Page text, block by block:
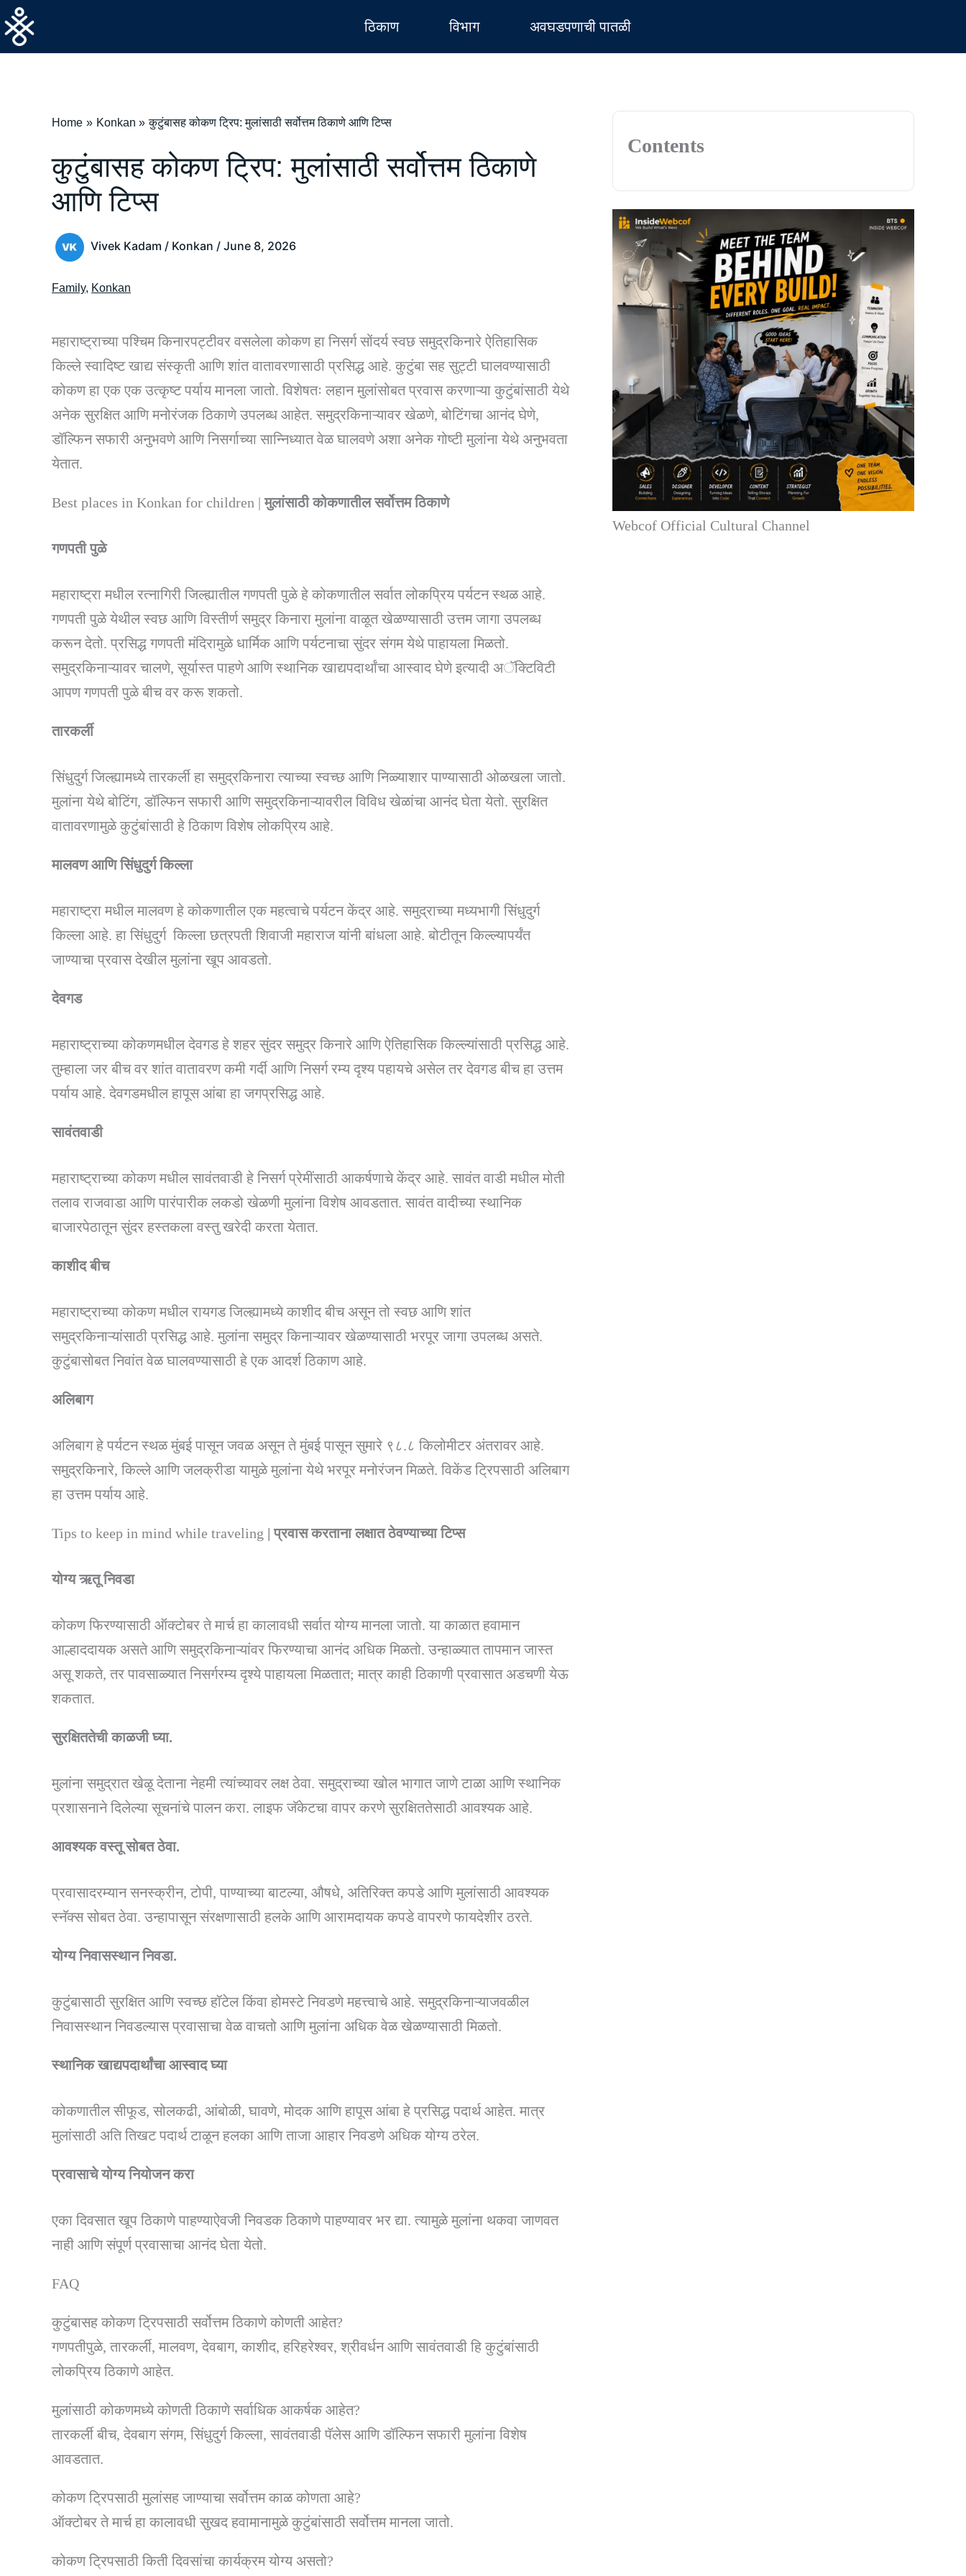
Skip
to
ठिकाण विभाग अवघडपणाची पातळी
Home Konkan कुटुंबासह कोकण ट्रिप: मुलांसाठी सर्वोत्तम ठिकाणे आणि टिप्स
कुटुंबासह कोकण ट्रिप: मुलांसाठी सर्वोत्तम ठिकाणे
आणि टिप्स
Vivek Kadam / Konkan / June 8, 2026
Family, Konkan
महाराष्ट्राच्या पश्चिम किनारपट्टीवर वसलेला कोकण हा निसर्ग सोंदर्य स्वछ समुद्रकिनारे ऐतिहासिक
किल्ले स्वादिष्ट खाद्य संस्कृती आणि शांत वातावरणासाठी प्रसिद्ध आहे. कुटुंबा सह सुट्टी घालवण्यासाठी
कोकण हा एक एक उत्कृष्ट पर्याय मानला जातो. विशेषतः लहान मुलांसोबत प्रवास करणाऱ्या कुटुंबांसाठी येथे
अनेक सुरक्षित आणि मनोरंजक ठिकाणे उपलब्ध आहेत. समुद्रकिनाऱ्यावर खेळणे, बोटिंगचा आनंद घेणे,
डॉल्फिन सफारी अनुभवणे आणि निसर्गाच्या सान्निध्यात वेळ घालवणे अशा अनेक गोष्टी मुलांना येथे अनुभवता
येतात.
Best places in Konkan for children |मुलांसाठी कोकणातील सर्वोत्तम ठिकाणे
गणपती पुळे
महाराष्ट्रा मधील रत्नागिरी जिल्ह्यातील गणपती पुळे हे कोकणातील सर्वात लोकप्रिय पर्यटन स्थळ आहे.
गणपती पुळे येथील स्वछ आणि विस्तीर्ण समुद्र किनारा मुलांना वाळूत खेळण्यासाठी उत्तम जागा उपलब्ध
करून देतो. प्रसिद्ध गणपती मंदिरामुळे धार्मिक आणि पर्यटनाचा सुंदर संगम येथे पाहायला मिळतो.
समुद्रकिनाऱ्यावर चालणे, सूर्यास्त पाहणे आणि स्थानिक खाद्यपदार्थांचा आस्वाद घेणे इत्यादी अॅक्टिविटी
आपण गणपती पुळे बीच वर करू शकतो.
तारकर्ली
सिंधुदुर्ग जिल्ह्यामध्ये तारकर्ली हा समुद्रकिनारा त्याच्या स्वच्छ आणि निळ्याशार पाण्यासाठी ओळखला जातो.
मुलांना येथे बोटिंग, डॉल्फिन सफारी आणि समुद्रकिनाऱ्यावरील विविध खेळांचा आनंद घेता येतो. सुरक्षित
वातावरणामुळे कुटुंबांसाठी हे ठिकाण विशेष लोकप्रिय आहे.
मालवण आणि सिंधुदुर्ग किल्ला
महाराष्ट्रा मधील मालवण हे कोकणातील एक महत्वाचे पर्यटन केंद्र आहे. समुद्राच्या मध्यभागी सिंधुदुर्ग
किल्ला आहे. हा सिंधुदुर्ग किल्ला छत्रपती शिवाजी महाराज यांनी बांधला आहे. बोटीतून किल्ल्यापर्यंत
जाण्याचा प्रवास देखील मुलांना खूप आवडतो.
देवगड
महाराष्ट्राच्या कोकणमधील देवगड हे शहर सुंदर समुद्र किनारे आणि ऐतिहासिक किल्ल्यांसाठी प्रसिद्ध आहे.
तुम्हाला जर बीच वर शांत वातावरण कमी गर्दी आणि निसर्ग रम्य दृश्य पहायचे असेल तर देवगड बीच हा उत्तम
पर्याय आहे. देवगडमधील हापूस आंबा हा जगप्रसिद्ध आहे.
सावंतवाडी
महाराष्ट्राच्या कोकण मधील सावंतवाडी हे निसर्ग प्रेमींसाठी आकर्षणाचे केंद्र आहे. सावंत वाडी मधील मोती
तलाव राजवाडा आणि पारंपारीक लकडो खेळणी मुलांना विशेष आवडतात. सावंत वादीच्या स्थानिक
बाजारपेठातून सुंदर हस्तकला वस्तु खरेदी करता येतात.
काशीद बीच
महाराष्ट्राच्या कोकण मधील रायगड जिल्ह्यामध्ये काशीद बीच असून तो स्वछ आणि शांत
समुद्रकिनाऱ्यांसाठी प्रसिद्ध आहे. मुलांना समुद्र किनाऱ्यावर खेळण्यासाठी भरपूर जागा उपलब्ध असते.
कुटुंबासोबत निवांत वेळ घालवण्यासाठी हे एक आदर्श ठिकाण आहे.
अलिबाग
अलिबाग हे पर्यटन स्थळ मुंबई पासून जवळ असून ते मुंबई पासून सुमारे ९८.८ किलोमीटर अंतरावर आहे.
समुद्रकिनारे, किल्ले आणि जलक्रीडा यामुळे मुलांना येथे भरपूर मनोरंजन मिळते. विकेंड ट्रिपसाठी अलिबाग
हा उत्तम पर्याय आहे.
Tips to keep in mind while traveling | प्रवास करताना लक्षात ठेवण्याच्या टिप्स
योग्य ऋतू निवडा
कोकण फिरण्यासाठी ऑक्टोबर ते मार्च हा कालावधी सर्वात योग्य मानला जातो. या काळात हवामान
आल्हाददायक असते आणि समुद्रकिनाऱ्यांवर फिरण्याचा आनंद अधिक मिळतो. उन्हाळ्यात तापमान जास्त
असू शकते, तर पावसाळ्यात निसर्गरम्य दृश्ये पाहायला मिळतात; मात्र काही ठिकाणी प्रवासात अडचणी येऊ
शकतात.
सुरक्षिततेची काळजी घ्या.
मुलांना समुद्रात खेळू देताना नेहमी त्यांच्यावर लक्ष ठेवा. समुद्राच्या खोल भागात जाणे टाळा आणि स्थानिक
प्रशासनाने दिलेल्या सूचनांचे पालन करा. लाइफ जॅकेटचा वापर करणे सुरक्षिततेसाठी आवश्यक आहे.
आवश्यक वस्तू सोबत ठेवा.
प्रवासादरम्यान सनस्क्रीन, टोपी, पाण्याच्या बाटल्या, औषधे, अतिरिक्त कपडे आणि मुलांसाठी आवश्यक
स्नॅक्स सोबत ठेवा. उन्हापासून संरक्षणासाठी हलके आणि आरामदायक कपडे वापरणे फायदेशीर ठरते.
योग्य निवासस्थान निवडा.
कुटुंबासाठी सुरक्षित आणि स्वच्छ हॉटेल किंवा होमस्टे निवडणे महत्त्वाचे आहे. समुद्रकिनाऱ्याजवळील
निवासस्थान निवडल्यास प्रवासाचा वेळ वाचतो आणि मुलांना अधिक वेळ खेळण्यासाठी मिळतो.
स्थानिक खाद्यपदार्थांचा आस्वाद घ्या
कोकणातील सीफूड, सोलकढी, आंबोळी, घावणे, मोदक आणि हापूस आंबा हे प्रसिद्ध पदार्थ आहेत. मात्र
मुलांसाठी अति तिखट पदार्थ टाळून हलका आणि ताजा आहार निवडणे अधिक योग्य ठरेल.
प्रवासाचे योग्य नियोजन करा
एका दिवसात खूप ठिकाणे पाहण्याऐवजी निवडक ठिकाणे पाहण्यावर भर द्या. त्यामुळे मुलांना थकवा जाणवत
नाही आणि संपूर्ण प्रवासाचा आनंद घेता येतो.
FAQ
कुटुंबासह कोकण ट्रिपसाठी सर्वोत्तम ठिकाणे कोणती आहेत?
गणपतीपुळे, तारकर्ली, मालवण, देवबाग, काशीद, हरिहरेश्वर, श्रीवर्धन आणि सावंतवाडी हि कुटुंबांसाठी
लोकप्रिय ठिकाणे आहेत.
मुलांसाठी कोकणमध्ये कोणती ठिकाणे सर्वाधिक आकर्षक आहेत?
तारकर्ली बीच, देवबाग संगम, सिंधुदुर्ग किल्ला, सावंतवाडी पॅलेस आणि डॉल्फिन सफारी मुलांना विशेष
आवडतात.
कोकण ट्रिपसाठी मुलांसह जाण्याचा सर्वोत्तम काळ कोणता आहे?
ऑक्टोबर ते मार्च हा कालावधी सुखद हवामानामुळे कुटुंबांसाठी सर्वोत्तम मानला जातो.
कोकण ट्रिपसाठी किती दिवसांचा कार्यक्रम योग्य असतो?
Contents
Webcof Official Cultural Channel